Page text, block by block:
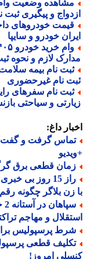
وضعیت وام
و پیگیری ثبت نام
خودرو و سایپا
لازم و نحوه ثبت
نام غیرحضوری
و سیاحتی
داغ:
گرفت و گفت به
قطعی برق گرگان امروز
راز 15 روز بی
زن بلاگر چگونه رقم
و مهاجم
پرسپولیس برای
قطعی پرسپولیس
امروز!